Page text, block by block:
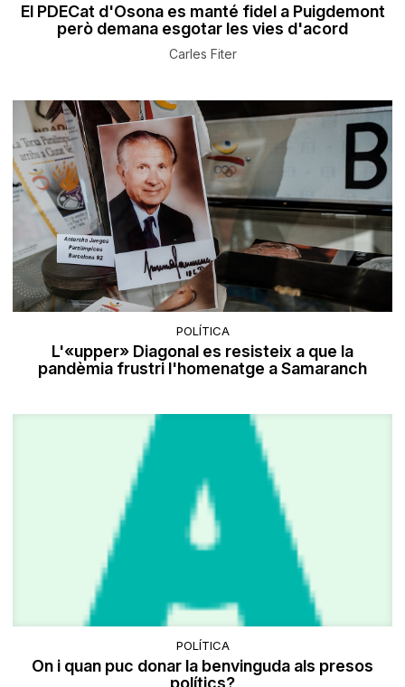
El PDECat d'Osona es manté fidel a Puigdemont
però demana esgotar les vies d'acord
Carles Fiter
POLÍTICA
L'«upper» Diagonal es resisteix a que la
pandèmia frustri l'homenatge a Samaranch
POLÍTICA
On i quan puc donar la benvinguda als presos
polítics?